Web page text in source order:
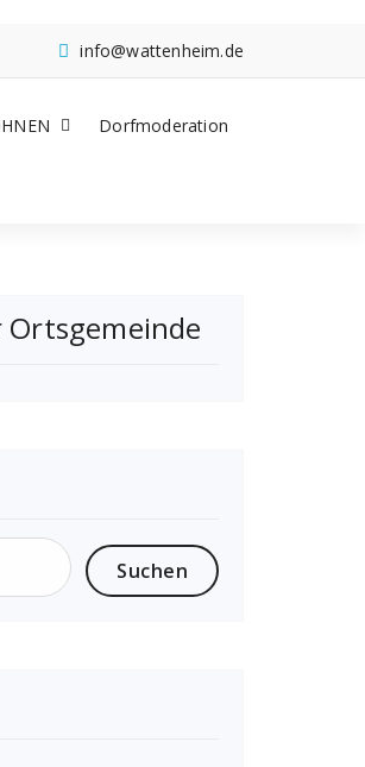
info@wattenheim.de
Dorfmoderation
Ortsgemeinde